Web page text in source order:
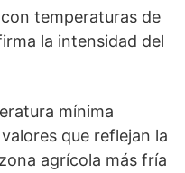
temperaturas de
la intensidad del
mínima
que reflejan la
agrícola más fría